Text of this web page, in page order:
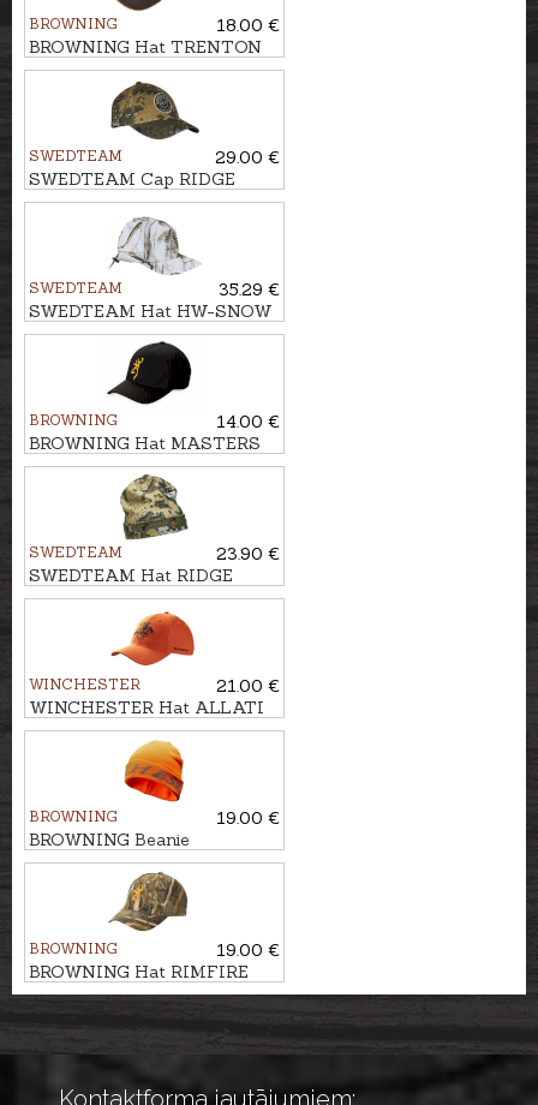
BROWNING
18.00 €
BROWNING Hat TRENTON
SWEDTEAM
29.00 €
SWEDTEAM Cap RIDGE
SWEDTEAM
35.29 €
SWEDTEAM Hat HW-SNOW
BROWNING
14.00 €
BROWNING Hat MASTERS
PRO
SWEDTEAM
23.90 €
SWEDTEAM Hat RIDGE
BEANIE
WINCHESTER
21.00 €
WINCHESTER Hat ALLATI
BROWNING
19.00 €
BROWNING Beanie
ROCKDALE
BROWNING
19.00 €
BROWNING Hat RIMFIRE